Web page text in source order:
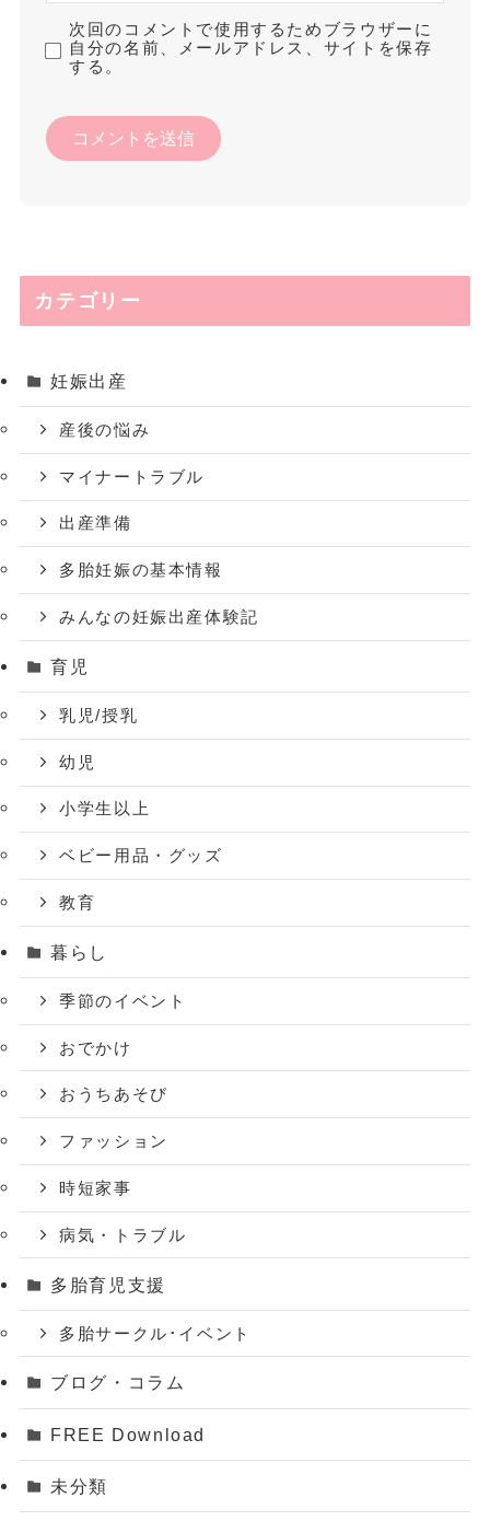
次回のコメントで使用するためブラウザーに
自分の名前、メールアドレス、サイトを保存
する。
カテゴリー
妊娠出産
産後の悩み
マイナートラブル
出産準備
多胎妊娠の基本情報
みんなの妊娠出産体験記
育児
乳児/授乳
幼児
小学生以上
ベビー用品・グッズ
教育
暮らし
季節のイベント
おでかけ
おうちあそび
ファッション
時短家事
病気・トラブル
多胎育児支援
多胎サークル･イベント
ブログ・コラム
FREE Download
未分類